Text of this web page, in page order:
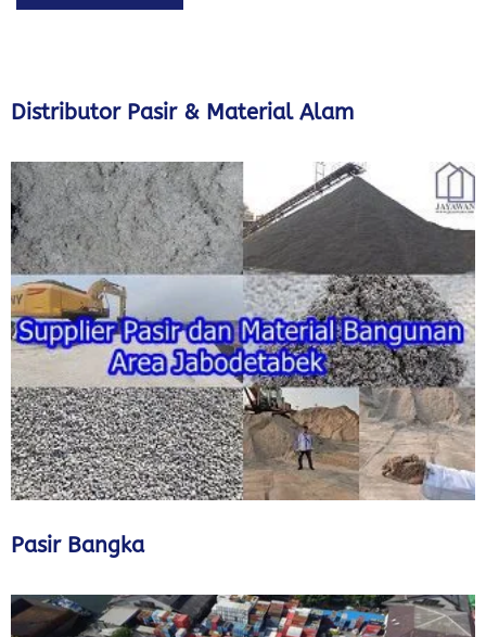
Distributor Pasir & Material Alam
Pasir Bangka